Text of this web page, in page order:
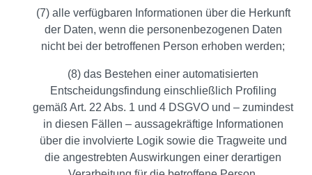
(7) alle verfügbaren Informationen über die Herkunft
der Daten, wenn die personenbezogenen Daten
nicht bei der betroffenen Person erhoben werden;
(8) das Bestehen einer automatisierten
Entscheidungsfindung einschließlich Profiling
gemäß Art. 22 Abs. 1 und 4 DSGVO und – zumindest
in diesen Fällen – aussagekräftige Informationen
über die involvierte Logik sowie die Tragweite und
die angestrebten Auswirkungen einer derartigen